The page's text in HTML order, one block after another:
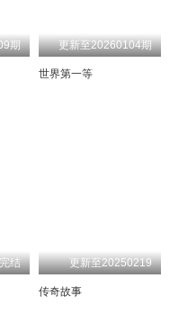
期 更新至20260104期
世界第一等
结 更新至20250219
传奇故事